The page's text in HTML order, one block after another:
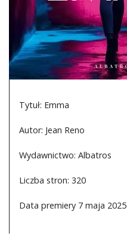
Tytuł: Emma
Autor: Jean Reno
Wydawnictwo: Albatros
Liczba stron: 320
Data premiery 7 maja 2025